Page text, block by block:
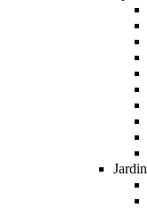
Jardin